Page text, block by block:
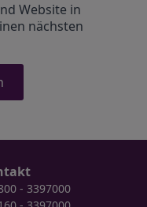
Website in
nächsten
- 3397000